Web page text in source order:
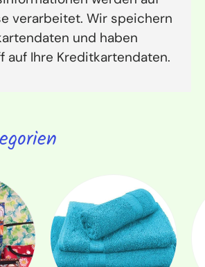
verarbeitet. Wir speichern
und haben
auf Ihre Kreditkartendaten.